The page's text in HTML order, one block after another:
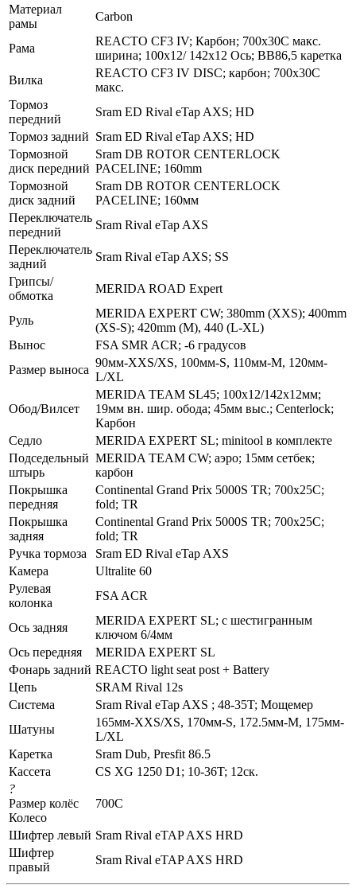
Материал
рамы
Carbon
Рама
REACTO CF3 IV; Карбон; 700x30C макс.
ширина; 100x12/ 142x12 Ось; BB86,5 каретка
Вилка
REACTO CF3 IV DISC; карбон; 700x30C
макс.
Тормоз
передний
Sram ED Rival eTap AXS; HD
Тормоз задний Sram ED Rival eTap AXS; HD
Тормозной
диск передний
Sram DB ROTOR CENTERLOCK
PACELINE; 160mm
Тормозной
диск задний
Sram DB ROTOR CENTERLOCK
PACELINE; 160мм
Переключатель
передний
Sram Rival eTap AXS
Переключатель
задний
Sram Rival eTap AXS; SS
Грипсы/
обмотка
MERIDA ROAD Expert
Руль
MERIDA EXPERT CW; 380mm (XXS); 400mm
(XS-S); 420mm (M), 440 (L-XL)
Вынос
FSA SMR ACR; -6 градусов
Размер выноса
90мм-XXS/XS, 100мм-S, 110мм-M, 120мм-
L/XL
Обод/Вилсет
MERIDA TEAM SL45; 100x12/142x12мм;
19мм вн. шир. обода; 45мм выс.; Centerlock;
Карбон
Седло
MERIDA EXPERT SL; minitool в комплекте
Подседельный
штырь
MERIDA TEAM CW; аэро; 15мм сетбек;
карбон
Покрышка
передняя
Continental Grand Prix 5000S TR; 700x25C;
fold; TR
Покрышка
задняя
Continental Grand Prix 5000S TR; 700x25C;
fold; TR
Ручка тормоза
Sram ED Rival eTap AXS
Камера
Ultralite 60
Рулевая
колонка
FSA ACR
Ось задняя
MERIDA EXPERT SL; c шестигранным
ключом 6/4мм
Ось передняя
MERIDA EXPERT SL
Фонарь задний REACTO light seat post + Battery
Цепь
SRAM Rival 12s
Система
Sram Rival eTap AXS ; 48-35T; Мощемер
Шатуны
165мм-XXS/XS, 170мм-S, 172.5мм-M, 175мм-
L/XL
Каретка
Sram Dub, Presfit 86.5
Кассета
CS XG 1250 D1; 10-36T; 12ск.
?
Размер колёс
Колесо
700C
Шифтер левый Sram Rival eTAP AXS HRD
Шифтер
правый
Sram Rival eTAP AXS HRD